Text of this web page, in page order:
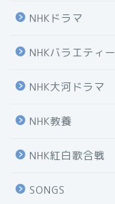
NHKドラマ
NHKバラエティー
NHK大河ドラマ
NHK教養
NHK紅白歌合戦
SONGS